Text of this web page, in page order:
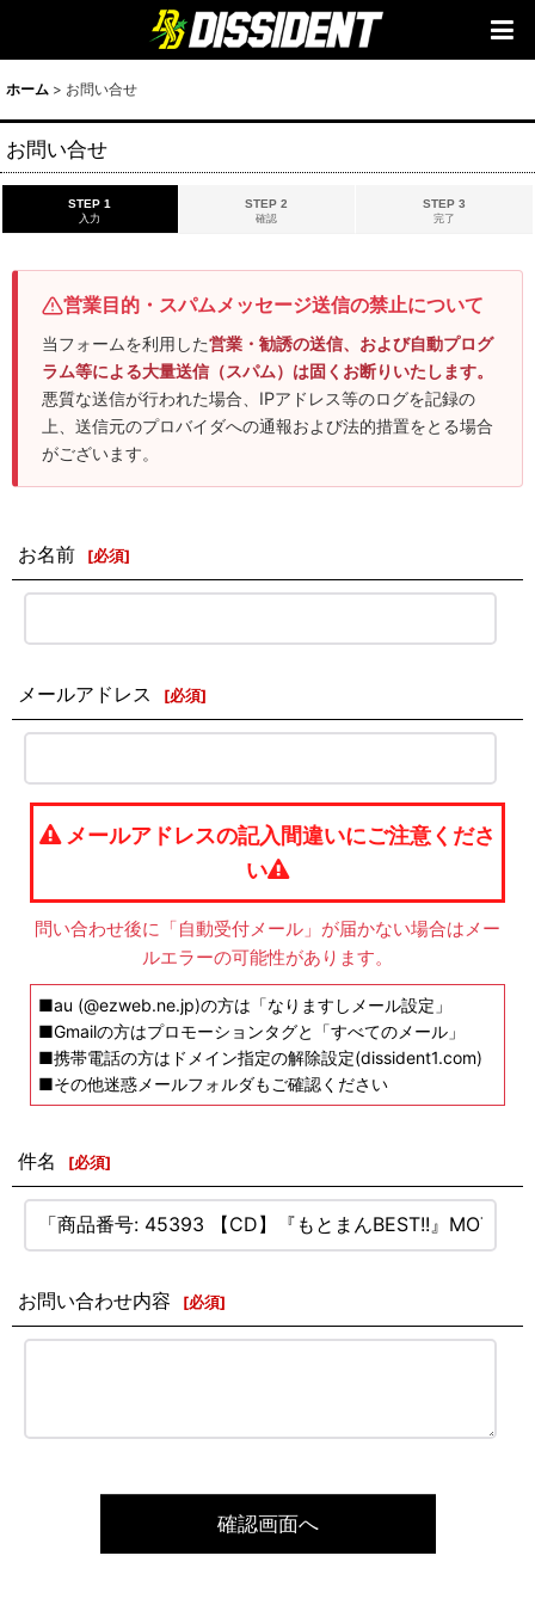
ホーム > お問い合せ
お問い合せ
STEP 1
入力
STEP 2
確認
STEP 3
完了
営業目的・スパムメッセージ送信の禁止について
当フォームを利用した営業・勧誘の送信、および自動プログ
ラム等による大量送信（スパム）は固くお断りいたします。
悪質な送信が行われた場合、IPアドレス等のログを記録の
上、送信元のプロバイダへの通報および法的措置をとる場合
がございます。
お名前 [必須]
メールアドレス [必須]
メールアドレスの記入間違いにご注意くださ
い
問い合わせ後に「自動受付メール」が届かない場合はメー
ルエラーの可能性があります。
■au (@ezweb.ne.jp)の方は「なりますしメール設定」
■Gmailの方はプロモーションタグと「すべてのメール」
■携帯電話の方はドメイン指定の解除設定(dissident1.com)
■その他迷惑メールフォルダもご確認ください
件名 [必須]
お問い合わせ内容 [必須]
確認画面へ